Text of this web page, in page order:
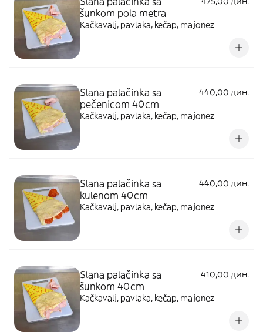
šunkom pola metra
Kačkavalj, pavlaka, kečap, majonez
Slana palačinka sa
pečenicom 40cm
440,00 дин.
Kačkavalj, pavlaka, kečap, majonez
Slana palačinka sa
kulenom 40cm
440,00 дин.
Kačkavalj, pavlaka, kečap, majonez
Slana palačinka sa
šunkom 40cm
410,00 дин.
Kačkavalj, pavlaka, kečap, majonez